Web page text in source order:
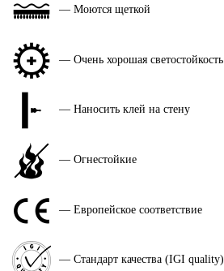
— Моются щеткой
— Очень хорошая светостойкость
— Наносить клей на стену
— Огнестойкие
— Европейское соответствие
— Стандарт качества (IGI quality)